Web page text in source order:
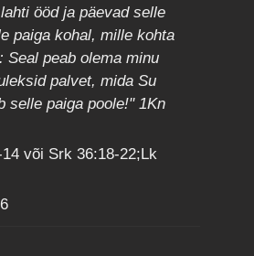
ööd ja päevad selle
paiga kohal, mille kohta
Seal peab olema minu
palvet, mida Su
selle paiga poole!" 1Kn
või Srk 36:18-22;Lk